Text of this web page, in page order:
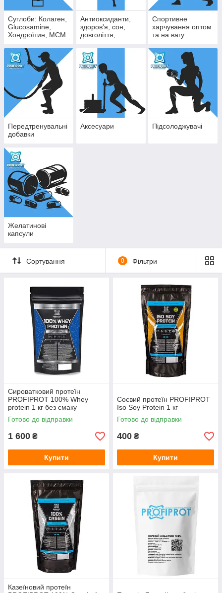
Суглоби: Колаген,
Glucosamine,
Хондроїтин, МСМ
Антиоксиданти,
здоров'я, сон,
довголіття,
Спортивне
харчування оптом
та на вагу
Передтренувальні
добавки
Аксесуари Підсолоджувачі
Желатинові
капсули
Сортування 0 Фільтри
Сироватковий протеїн
PROFIPROT 100% Whey
protein 1 кг без смаку
Готово до відправки
1 600 ₴
Купити
Соєвий протеїн PROFIPROT
Iso Soy Protein 1 кг
Готово до відправки
400 ₴
Купити
Казеїновий протеїн